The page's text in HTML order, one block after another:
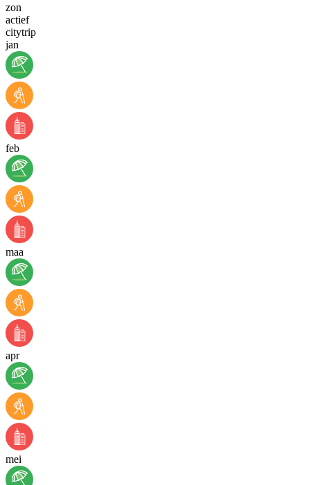
zon
actief
citytrip
jan
feb
maa
apr
mei